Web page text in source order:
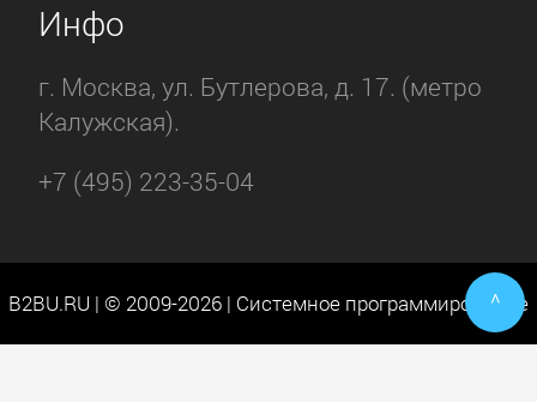
Инфо
г. Москва, ул. Бутлерова, д. 17. (метро
Калужская).
+7 (495) 223-35-04
B2BU.RU | © 2009-2026 | Системное программирование
^